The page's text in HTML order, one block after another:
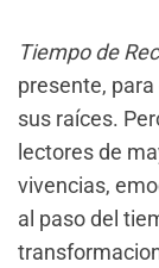
Tiempo de
presente,
sus raíces.
lectores de
vivencias,
al paso del